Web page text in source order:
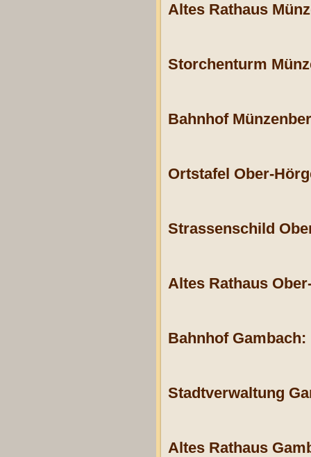
Altes Rathaus
Storchenturm
Bahnhof
Ortstafel Ober-
Strassenschild
Altes Rathaus
Bahnhof Gambach:
Stadtverwaltung
Altes Rathaus